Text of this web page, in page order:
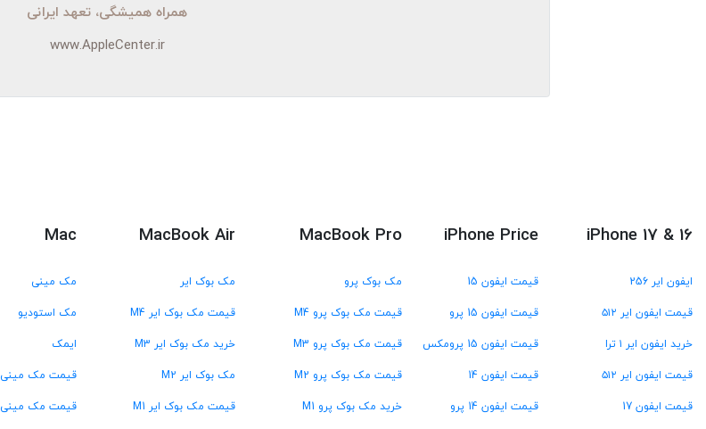
همراه همیشگی، تعهد ایرانی
www.AppleCenter.ir
iPhone 17 & 16
ایفون ایر 256
قیمت ایفون ایر ۵۱۲
خرید ایفون ایر ۱ ترا
قیمت ایفون ایر ۵۱۲
قیمت ایفون 17
iPhone Price
قیمت ایفون 15
قیمت ایفون 15 پرو
قیمت ایفون 15 پرومکس
قیمت ایفون 14
قیمت ایفون 14 پرو
MacBook Pro
مک بوک پرو
قیمت مک بوک پرو M4
قیمت مک بوک پرو M3
قیمت مک بوک پرو M2
خرید مک بوک پرو M1
MacBook Air
مک بوک ایر
قیمت مک بوک ایر M4
خرید مک بوک ایر M3
مک بوک ایر M2
قیمت مک بوک ایر M1
Mac
مک مینی
مک استودیو
ایمک
قیمت مک مینی M4
قیمت مک مینی M2